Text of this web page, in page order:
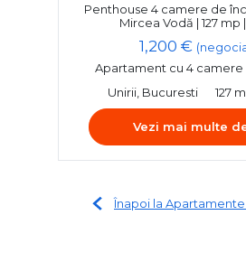
Penthouse 4 camere de
Mircea Vodă | 127 mp
1,200 €
Apartament cu 4 camere
Unirii, Bucuresti
127
Vezi mai multe
Înapoi la